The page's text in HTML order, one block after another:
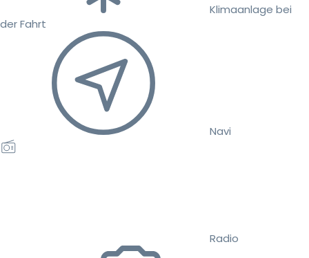
Klimaanlage bei
der Fahrt
Navi
Radio